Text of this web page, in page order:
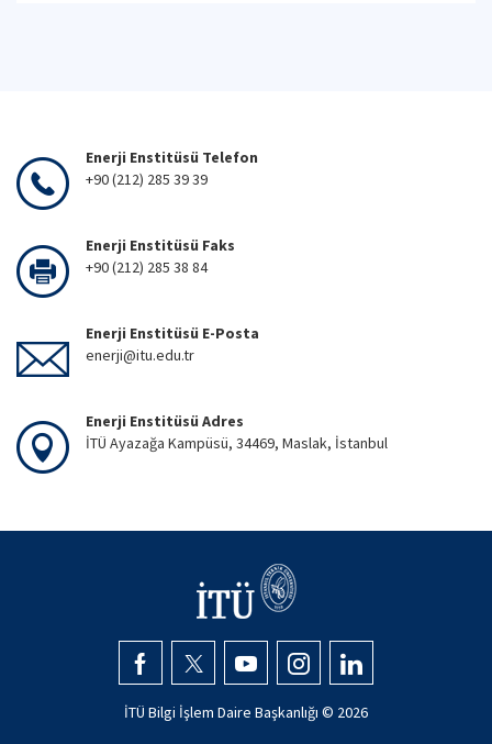
Enerji Enstitüsü Telefon
+90 (212) 285 39 39
Enerji Enstitüsü Faks
+90 (212) 285 38 84
Enerji Enstitüsü E-Posta
enerji@itu.edu.tr
Enerji Enstitüsü Adres
İTÜ Ayazağa Kampüsü, 34469, Maslak, İstanbul
İTÜ Bilgi İşlem Daire Başkanlığı © 2026